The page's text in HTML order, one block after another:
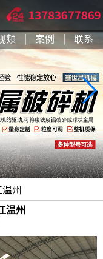
频 案例 联系
州
温州